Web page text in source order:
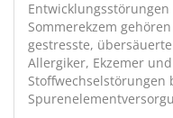
Sommerekzem
gestresste,
Allergiker, Ekzemer